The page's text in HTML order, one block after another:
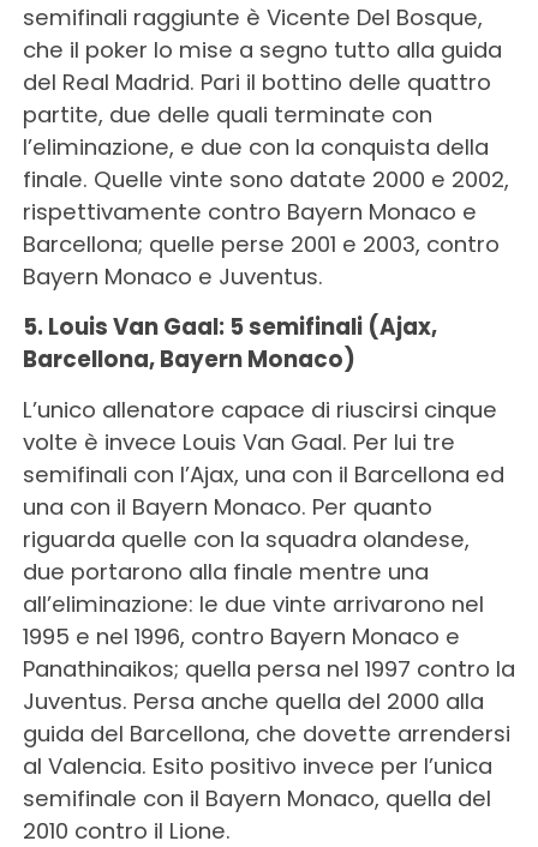
semifinali raggiunte è Vicente Del Bosque,
che il poker lo mise a segno tutto alla guida
del Real Madrid. Pari il bottino delle quattro
partite, due delle quali terminate con
l’eliminazione, e due con la conquista della
finale. Quelle vinte sono datate 2000 e 2002,
rispettivamente contro Bayern Monaco e
Barcellona; quelle perse 2001 e 2003, contro
Bayern Monaco e Juventus.
5. Louis Van Gaal: 5 semifinali (Ajax,
Barcellona, Bayern Monaco)
L’unico allenatore capace di riuscirsi cinque
volte è invece Louis Van Gaal. Per lui tre
semifinali con l’Ajax, una con il Barcellona ed
una con il Bayern Monaco. Per quanto
riguarda quelle con la squadra olandese,
due portarono alla finale mentre una
all’eliminazione: le due vinte arrivarono nel
1995 e nel 1996, contro Bayern Monaco e
Panathinaikos; quella persa nel 1997 contro la
Juventus. Persa anche quella del 2000 alla
guida del Barcellona, che dovette arrendersi
al Valencia. Esito positivo invece per l’unica
semifinale con il Bayern Monaco, quella del
2010 contro il Lione.